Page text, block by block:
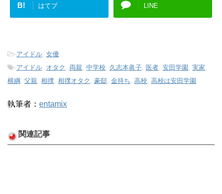
B! はてブ LINE
-アイドル 女優
-アイドル オタク 両親 中学校 久志本眞子 医者 安田学園 実家
横綱 父親 相撲 相撲オタク 豪邸 金持ち 高校 高校は安田学園
執筆者： entamix
関連記事